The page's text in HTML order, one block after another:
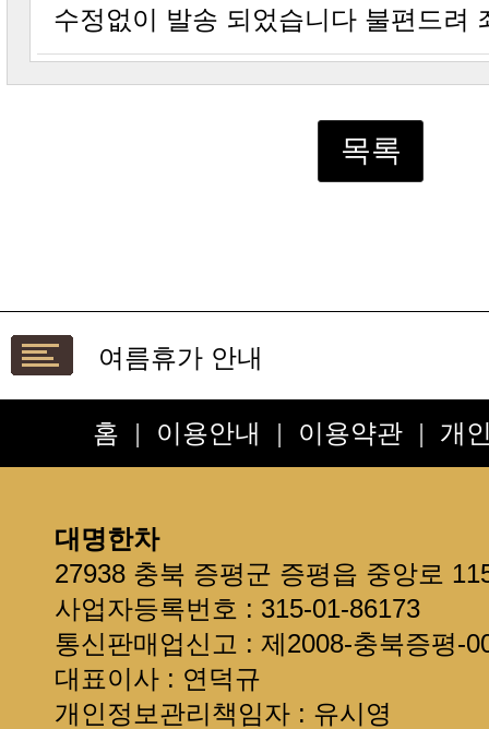
수정없이 발송 되었습니다 불편드려
목록
여름휴가 안내
설연휴 배송안내입니다
**보관방법 및 선물용**
*배송요청사항*은 주문서 또는 전
제주도 + 섬지역 추가 배송료 안
선물용으로 구입한다면 읽어주세
회원정보를 확인하세요~
홈 | 이용안내 | 이용약관 | 개
대명한차
27938 충북 증평군 증평읍 중앙로
사업자등록번호 : 315-01-86173
통신판매업신고 : 제2008-충북증평-
대표이사 : 연덕규
개인정보관리책임자 : 유시영